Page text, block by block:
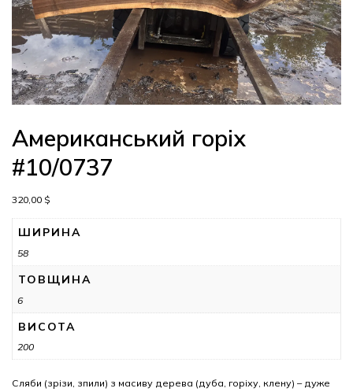
Американський горіх
#10/0737
320,00 $
ШИРИНА
58
ТОВЩИНА
6
ВИСОТА
200
Сляби (зрізи, зпили) з масиву дерева (дуба, горіху, клену) – дуже